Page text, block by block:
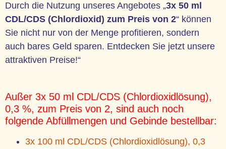
Durch die Nutzung unseres Angebotes „3x 50 ml
CDL/CDS (Chlordioxid) zum Preis von 2“ können
Sie nicht nur von der Menge profitieren, sondern
auch bares Geld sparen. Entdecken Sie jetzt unsere
attraktiven Preise!“
Außer 3x 50 ml CDL/CDS (Chlordioxidlösung),
0,3 %, zum Preis von 2, sind auch noch
folgende Abfüllmengen und Gebinde bestellbar:
3x 100 ml CDL/CDS (Chlordioxidlösung), 0,3